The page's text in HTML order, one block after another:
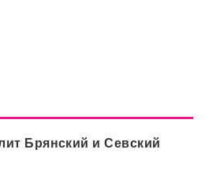
Брянский и Севский